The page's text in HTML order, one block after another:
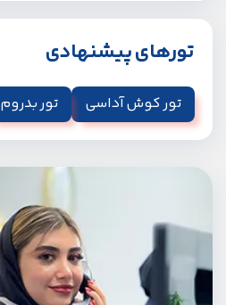
تورهای پیشنهادی
تور کوش آداسی تور بدروم